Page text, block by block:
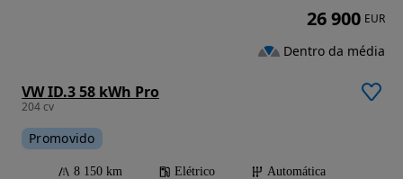
VW ID.3 58 kWh Pro
204 cv
Promovido
8 150 km Elétrico
Automática
26 900 EUR
Dentro da média